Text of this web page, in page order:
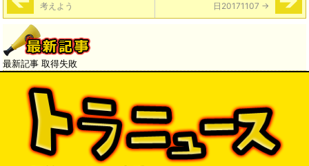
考えよう
日20171107 →
最新記事 取得失敗